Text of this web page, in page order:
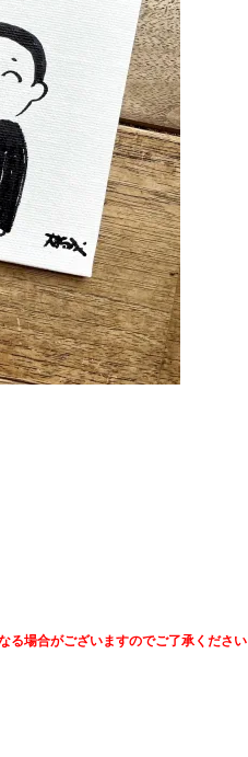
る場合がございますのでご了承ください